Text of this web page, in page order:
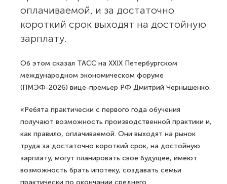
оплачиваемой, и за достаточно
короткий срок выходят на достойную
зарплату.
Об этом сказал ТАСС на XXIX Петербургском
международном экономическом форуме
(ПМЭФ-2026) вице-премьер РФ Дмитрий Чернышенко.
«Ребята практически с первого года обучения
получают возможность производственной практики и,
как правило, оплачиваемой. Они выходят на рынок
труда за достаточно короткий срок, на достойную
зарплату, могут планировать свое будущее, имеют
возможность брать ипотеку, создавать семьи